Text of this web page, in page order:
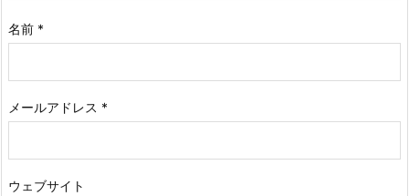
名前 *
メールアドレス *
ウェブサイト